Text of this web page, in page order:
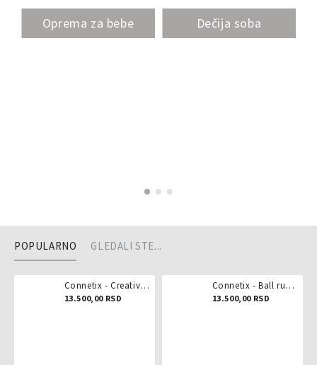
Oprema za bebe Dečija soba
POPULARNO GLEDALI STE...
Connetix - Creative pack 102 dela
13.500,00 RSD
Connetix - Ball run pastel 106 delova
13.500,00 RSD